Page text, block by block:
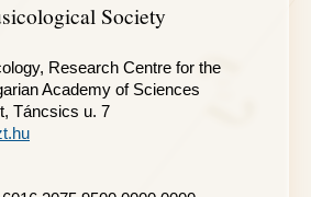
Society
Research Centre for the
Academy of Sciences
Táncsics u. 7